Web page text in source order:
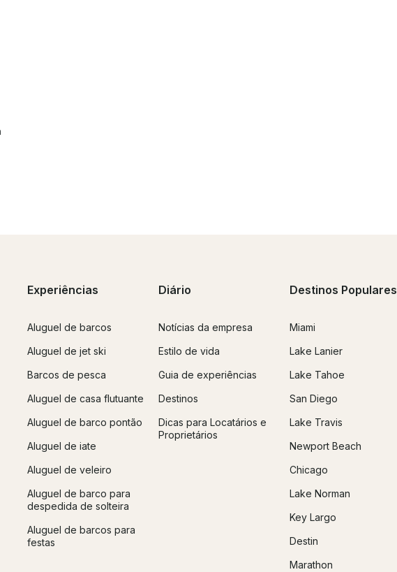
Experiências
Aluguel de barcos
Aluguel de jet ski
Barcos de pesca
Aluguel de casa flutuante
Aluguel de barco pontão
Aluguel de iate
Aluguel de veleiro
Aluguel de barco para
despedida de solteira
Aluguel de barcos para
festas
Diário
Notícias da empresa
Estilo de vida
Guia de experiências
Destinos
Dicas para Locatários e
Proprietários
Destinos Populares
Miami
Lake Lanier
Lake Tahoe
San Diego
Lake Travis
Newport Beach
Chicago
Lake Norman
Key Largo
Destin
Marathon